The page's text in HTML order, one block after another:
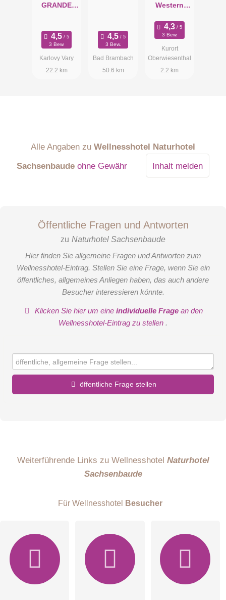
GRANDE
ss Hotel
3 Bew.
Karlovy Vary
22.2 km
3 Bew.
Bad Brambach
50.6 km
Western
Oberwiesent
hal - Adults
Only
3 Bew.
Kurort
Oberwiesenthal
2.2 km
Alle Angaben zu Wellnesshotel Naturhotel
Sachsenbaude ohne Gewähr Inhalt melden
Öffentliche Fragen und Antworten
zu Naturhotel Sachsenbaude
Hier finden Sie allgemeine Fragen und Antworten zum
Wellnesshotel-Eintrag. Stellen Sie eine Frage, wenn Sie ein
öffentliches, allgemeines Anliegen haben, das auch andere
Besucher interessieren könnte.
Klicken Sie hier um eineindividuelle Frage an den
Wellnesshotel-Eintrag zu stellen .
öffentliche Frage stellen
Weiterführende Links zu Wellnesshotel Naturhotel
Sachsenbaude
Für Wellnesshotel Besucher